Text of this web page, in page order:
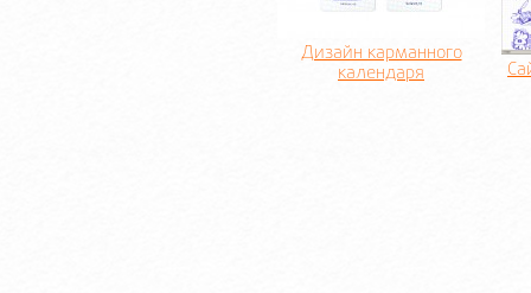
Дизайн карманного
календаря